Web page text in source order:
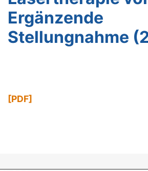
Ergänzende
Stellungnahme
[PDF]